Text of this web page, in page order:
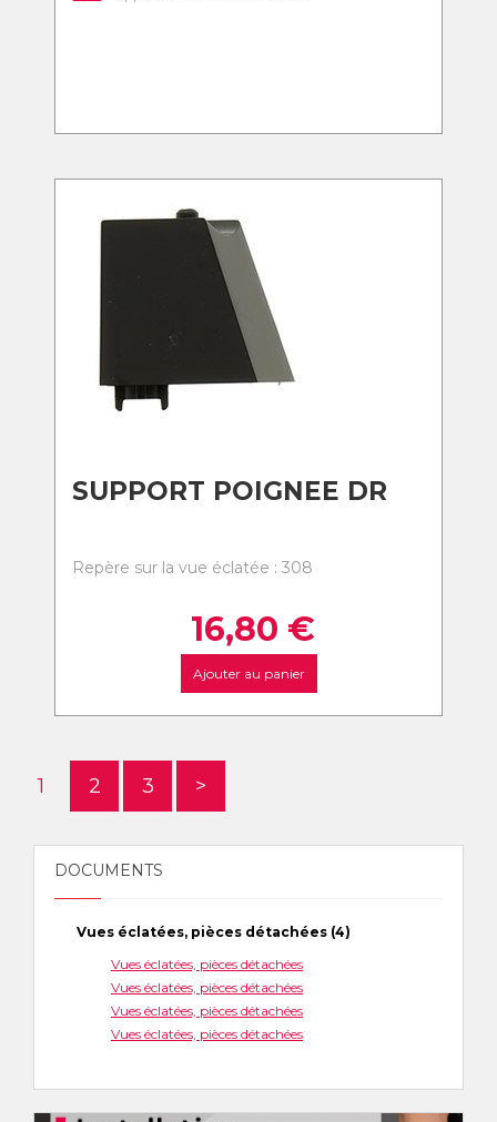
SUPPORT POIGNEE DR
Repère sur la vue éclatée : 308
16,80 €
Ajouter au panier
1 2 3 >
DOCUMENTS
Vues éclatées, pièces détachées (4)
Vues éclatées, pièces détachées
Vues éclatées, pièces détachées
Vues éclatées, pièces détachées
Vues éclatées, pièces détachées